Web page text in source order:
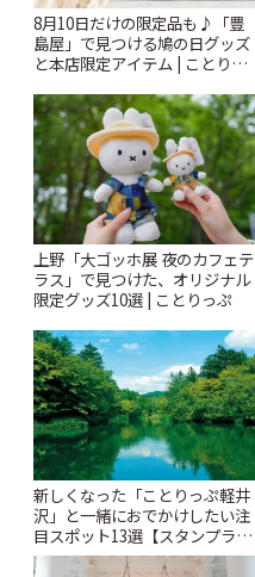
8月10日だけの限定品も♪「豊
島屋」で見つける鳩の日グッズ
と本店限定アイテム | ことりっ
上野「大ゴッホ展 夜のカフェテ
ラス」で見つけた、オリジナル
限定グッズ10選 | ことりっぷ
新しくなった「ことりっぷ軽井
沢」と一緒におでかけしたい注
目スポット13選【スタンプラリ
ー開催中】 | ことりっぷ